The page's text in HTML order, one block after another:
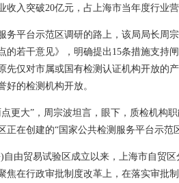
收入突破20亿元，占上海市当年度行业营
平台示范区调研的路上，该局局长周宗
的若干意见》，明确提出15条措施支持
先仅对市属或国有检测认证机构开放的
好的检测机构开放。
大”，周宗波坦言，眼下，质检机构职
正在创建的“国家公共检测服务平台示范
贸易试验区成立以来，上海市自贸区
焦在行政审批制度改革上，在落实审批